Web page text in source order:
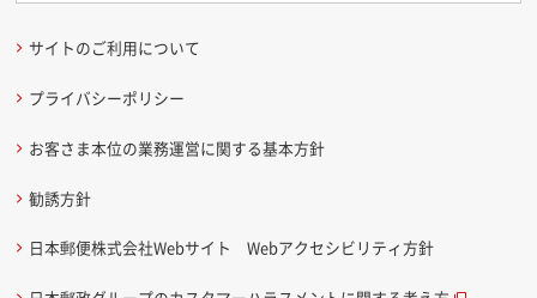
サイトのご利用について
プライバシーポリシー
お客さま本位の業務運営に関する基本方針
勧誘方針
日本郵便株式会社Webサイト Webアクセシビリティ方針